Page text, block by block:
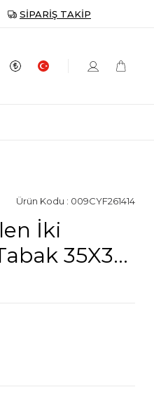
SIPARIŞ TAKIP
Ürün Kodu : 009CYF261414
İki
35X35